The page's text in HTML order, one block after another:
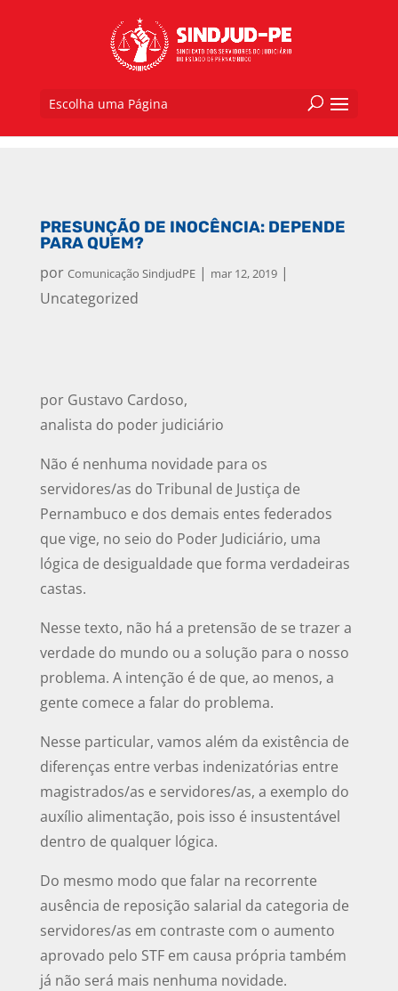
Escolha uma Página
PRESUNÇÃO DE INOCÊNCIA: DEPENDE
PARA QUEM?
por Comunicação SindjudPE| mar 12, 2019|
Uncategorized
por Gustavo Cardoso,
analista do poder judiciário
Não é nenhuma novidade para os
servidores/as do Tribunal de Justiça de
Pernambuco e dos demais entes federados
que vige, no seio do Poder Judiciário, uma
lógica de desigualdade que forma verdadeiras
castas.
Nesse texto, não há a pretensão de se trazer a
verdade do mundo ou a solução para o nosso
problema. A intenção é de que, ao menos, a
gente comece a falar do problema.
Nesse particular, vamos além da existência de
diferenças entre verbas indenizatórias entre
magistrados/as e servidores/as, a exemplo do
auxílio alimentação, pois isso é insustentável
dentro de qualquer lógica.
Do mesmo modo que falar na recorrente
ausência de reposição salarial da categoria de
servidores/as em contraste com o aumento
aprovado pelo STF em causa própria também
já não será mais nenhuma novidade.